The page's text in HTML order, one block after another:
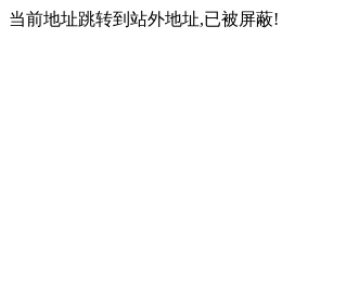
当前地址跳转到站外地址,已被屏蔽!